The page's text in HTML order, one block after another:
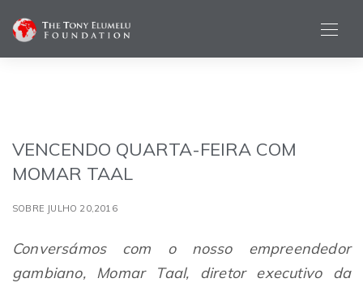
VENCENDO QUARTA-FEIRA COM
MOMAR TAAL
SOBRE JULHO 20,2016
Conversámos com o nosso empreendedor
gambiano, Momar Taal, diretor executivo da